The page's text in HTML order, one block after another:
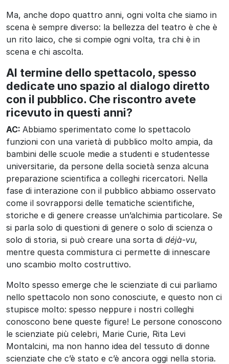
Ma, anche dopo quattro anni, ogni volta che siamo in
scena è sempre diverso: la bellezza del teatro è che è
un rito laico, che si compie ogni volta, tra chi è in
scena e chi ascolta.
Al termine dello spettacolo, spesso
dedicate uno spazio al dialogo diretto
con il pubblico. Che riscontro avete
ricevuto in questi anni?
AC: Abbiamo sperimentato come lo spettacolo
funzioni con una varietà di pubblico molto ampia, da
bambini delle scuole medie a studenti e studentesse
universitarie, da persone della società senza alcuna
preparazione scientifica a colleghi ricercatori. Nella
fase di interazione con il pubblico abbiamo osservato
come il sovrapporsi delle tematiche scientifiche,
storiche e di genere creasse un’alchimia particolare. Se
si parla solo di questioni di genere o solo di scienza o
solo di storia, si può creare una sorta di déjà-vu,
mentre questa commistura ci permette di innescare
uno scambio molto costruttivo.
Molto spesso emerge che le scienziate di cui parliamo
nello spettacolo non sono conosciute, e questo non ci
stupisce molto: spesso neppure i nostri colleghi
conoscono bene queste figure! Le persone conoscono
le scienziate più celebri, Marie Curie, Rita Levi
Montalcini, ma non hanno idea del tessuto di donne
scienziate che c’è stato e c’è ancora oggi nella storia.